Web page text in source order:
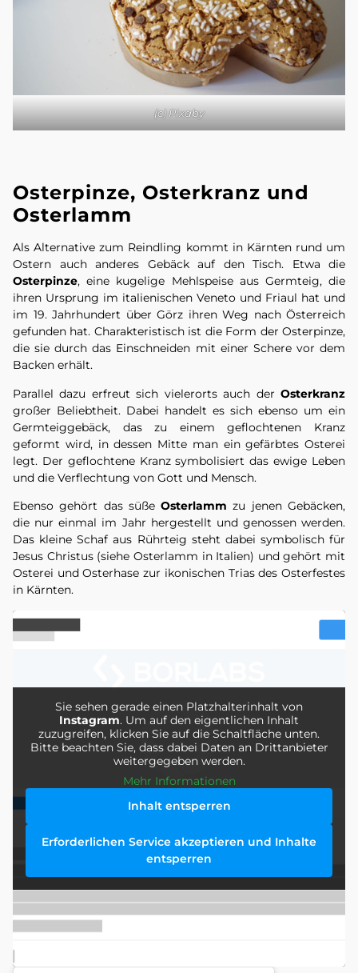
(c) Pixaby
Osterpinze, Osterkranz und
Osterlamm
Als Alternative zum Reindling kommt in Kärnten rund um
Ostern auch anderes Gebäck auf den Tisch. Etwa die
Osterpinze, eine kugelige Mehlspeise aus Germteig, die
ihren Ursprung im italienischen Veneto und Friaul hat und
im 19. Jahrhundert über Görz ihren Weg nach Österreich
gefunden hat. Charakteristisch ist die Form der Osterpinze,
die sie durch das Einschneiden mit einer Schere vor dem
Backen erhält.
Parallel dazu erfreut sich vielerorts auch der Osterkranz
großer Beliebtheit. Dabei handelt es sich ebenso um ein
Germteiggebäck, das zu einem geflochtenen Kranz
geformt wird, in dessen Mitte man ein gefärbtes Osterei
legt. Der geflochtene Kranz symbolisiert das ewige Leben
und die Verflechtung von Gott und Mensch.
Ebenso gehört das süßeOsterlammzu jenen Gebäcken,
die nur einmal im Jahr hergestellt und genossen werden.
Das kleine Schaf aus Rührteig steht dabei symbolisch für
Jesus Christus (siehe Osterlamm in Italien) und gehört mit
Osterei und Osterhase zur ikonischen Trias des Osterfestes
in Kärnten.
Sie sehen gerade einen Platzhalterinhalt von
Instagram. Um auf den eigentlichen Inhalt
zuzugreifen, klicken Sie auf die Schaltfläche unten.
Bitte beachten Sie, dass dabei Daten an Drittanbieter
weitergegeben werden.
Mehr Informationen
Inhalt entsperren
Erforderlichen Service akzeptieren und Inhalte
entsperren